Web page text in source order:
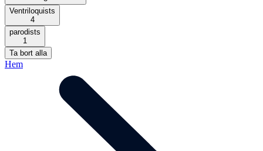
Ventriloquists
4
parodists
1
Ta bort alla
Hem